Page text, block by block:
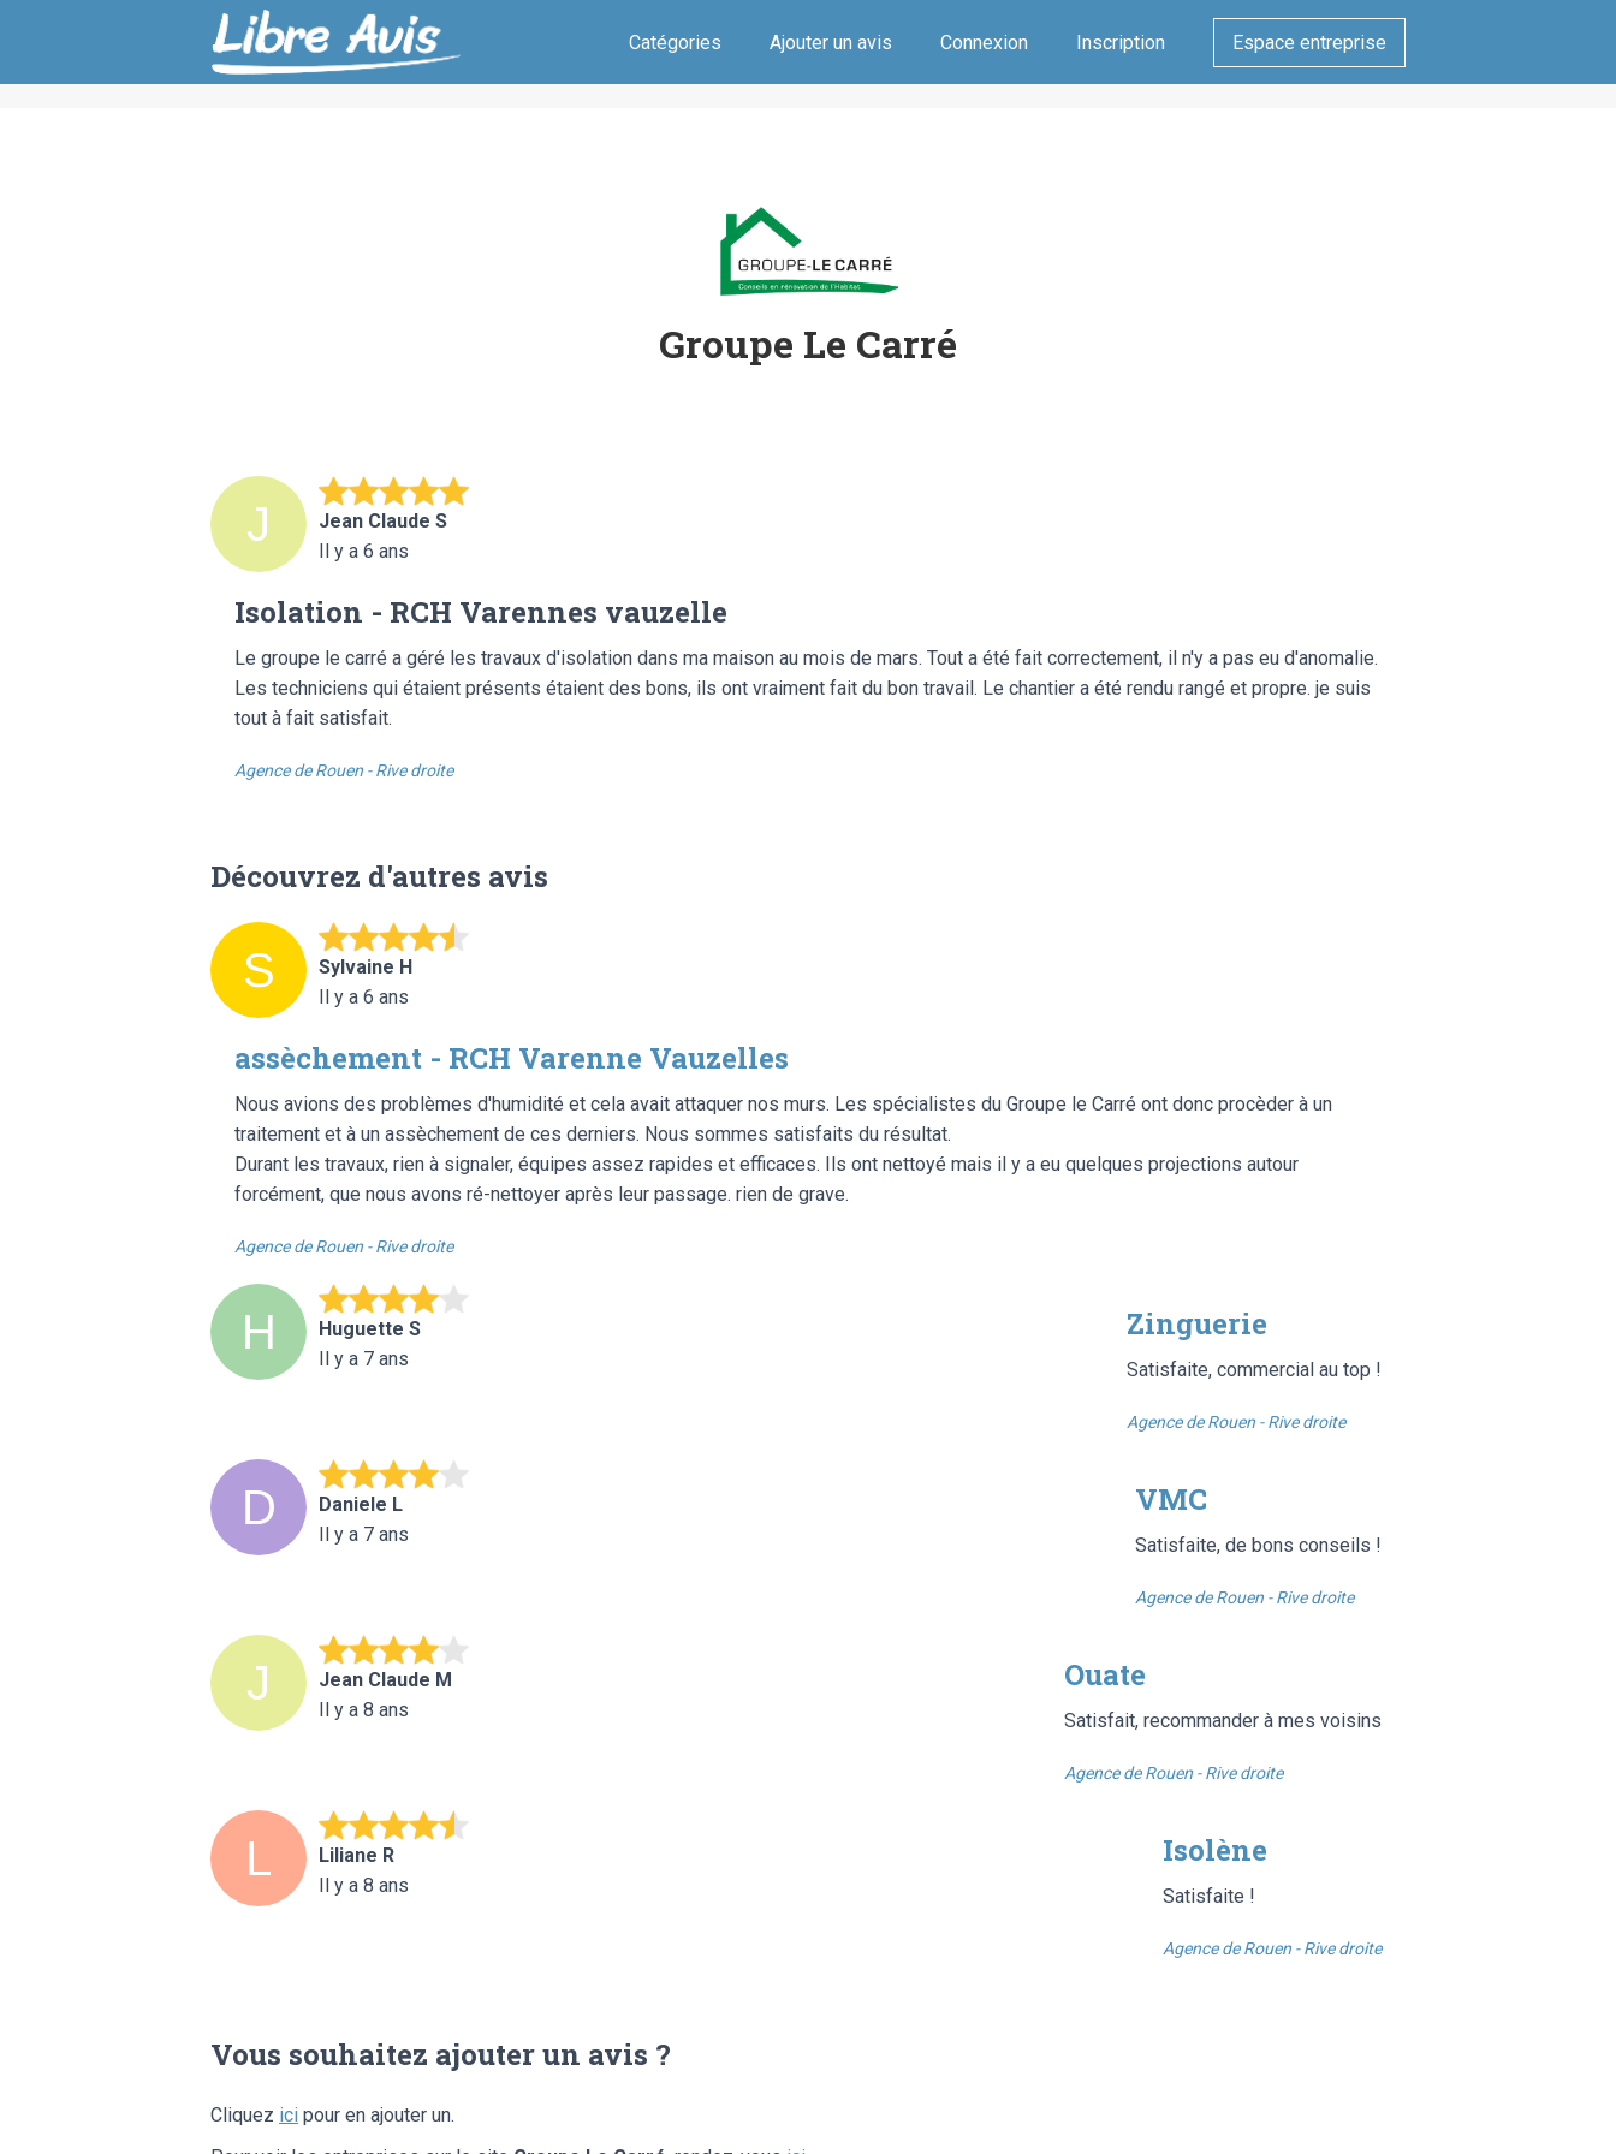
Catégories Ajouter un avis Connexion Inscription Espace entreprise
Groupe Le Carré
Jean Claude S
Il y a 6 ans
Isolation - RCH Varennes vauzelle
Le groupe le carré a géré les travaux d'isolation dans ma maison au mois de mars. Tout a été fait correctement, il n'y a pas eu d'anomalie.
Les techniciens qui étaient présents étaient des bons, ils ont vraiment fait du bon travail. Le chantier a été rendu rangé et propre. je suis
tout à fait satisfait.
Agence de Rouen - Rive droite
Découvrez d'autres avis
Sylvaine H
Il y a 6 ans
assèchement - RCH Varenne Vauzelles
Nous avions des problèmes d'humidité et cela avait attaquer nos murs. Les spécialistes du Groupe le Carré ont donc procèder à un
traitement et à un assèchement de ces derniers. Nous sommes satisfaits du résultat.
Durant les travaux, rien à signaler, équipes assez rapides et efficaces. Ils ont nettoyé mais il y a eu quelques projections autour
forcément, que nous avons ré-nettoyer après leur passage. rien de grave.
Agence de Rouen - Rive droite
Huguette S
Il y a 7 ans
Zinguerie
Satisfaite, commercial au top !
Agence de Rouen - Rive droite
Daniele L
Il y a 7 ans
VMC
Satisfaite, de bons conseils !
Agence de Rouen - Rive droite
Jean Claude M
Il y a 8 ans
Ouate
Satisfait, recommander à mes voisins
Agence de Rouen - Rive droite
Liliane R
Il y a 8 ans
Isolène
Satisfaite !
Agence de Rouen - Rive droite
Vous souhaitez ajouter un avis ?
Cliquez ici pour en ajouter un.